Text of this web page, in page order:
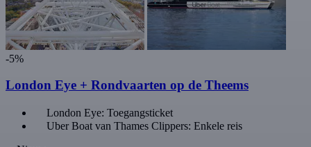
-5%
London Eye + Rondvaarten op de Theems
London Eye: Toegangsticket
Uber Boat van Thames Clippers: Enkele reis